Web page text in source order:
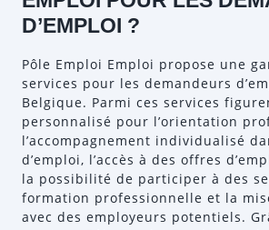
D’EMPLOI ?
Pôle Emploi Emploi propose une
services pour les demandeurs
Belgique. Parmi ces services
personnalisé pour l’orientation
l’accompagnement individualisé
d’emploi, l’accès à des offres
la possibilité de participer à des
formation professionnelle et la
avec des employeurs potentiels.